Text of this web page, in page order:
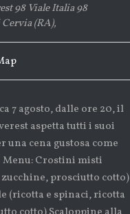
98 Viale Italia 98
(RA),
7 agosto, dalle ore 20, il
aspetta tutti i suoi
una cena gustosa come
Menu: Crostini misti
prosciutto cotto)
(ricotta e spinaci, ricotta